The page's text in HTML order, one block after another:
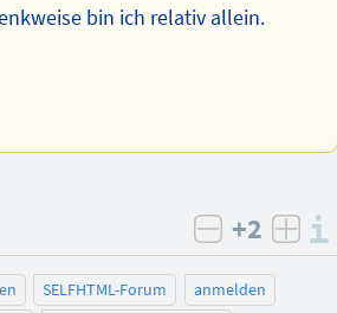
bin ich relativ allein.
negativ
+2
SELFHTML-Forum
anmelden